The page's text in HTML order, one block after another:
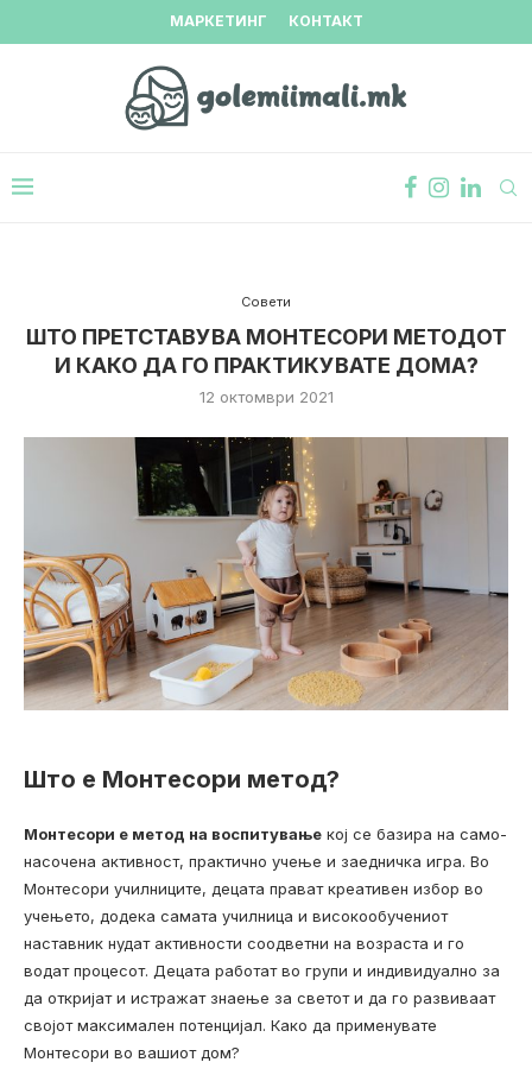
МАРКЕТИНГ КОНТАКТ
Совети
ШТО ПРЕТСТАВУВА МОНТЕСОРИ МЕТОДОТ
И КАКО ДА ГО ПРАКТИКУВАТЕ ДОМА?
12 октомври 2021
Што е Монтесори метод?
Монтесори е метод на воспитување кој се базира на само-
насочена активност, практично учење и заедничка игра. Во
Монтесори училниците, децата прават креативен избор во
учењето, додека самата училница и високообучениот
наставник нудат активности соодветни на возраста и го
водат процесот. Децата работат во групи и индивидуално за
да откријат и истражат знаење за светот и да го развиваат
својот максимален потенцијал. Како да применувате
Монтесори во вашиот дом?